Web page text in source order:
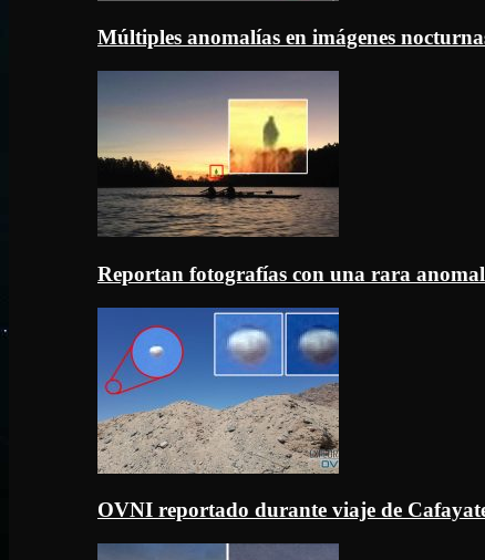
Múltiples anomalías en imágenes
Reportan fotografías con una rara
OVNI reportado durante viaje de